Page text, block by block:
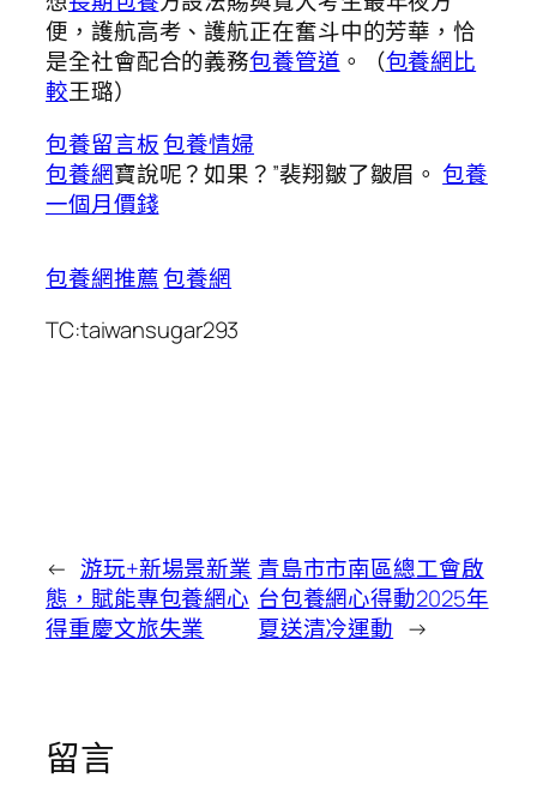
便，護航高考、護航正在奮斗中的芳華，恰
是全社會配合的義務包養管道 。（包養網比
較王璐）
包養留言板包養情婦
包養網寶說呢？如果？”裴翔皺了皺眉。包養
一個月價錢
包養網推薦包養網
TC:taiwansugar293
← 游玩+新場景新業
態，賦能專包養網心
得重慶文旅失業
青島市市南區總工會啟
台包養網心得動2025年
夏送清冷運動 →
留言